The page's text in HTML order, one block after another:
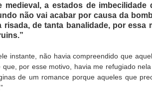
medieval, a estados de
não vai acabar por causa da
risada, de tanta banalidade, por essa
instante, não havia compreendido que
que, por esse motivo, havia me refugiado
de um romance porque aqueles que